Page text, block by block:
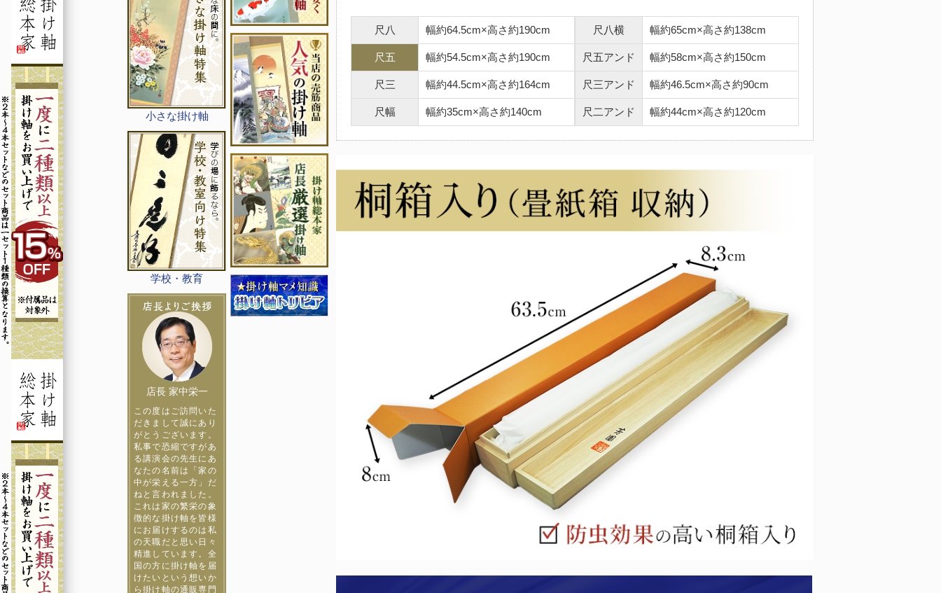
小さな掛け軸
学校・教育
店長 家中栄一
この度はご訪問いた
だきまして誠にあり
がとうございます。
私事で恐縮ですがあ
る講演会の先生にあ
なたの名前は「家の
中が栄える一方」だ
ねと言われました。
これは家の繁栄の象
徴的な掛け軸を皆様
にお届けするのは私
の天職だと思い日々
精進しています。全
国の方に掛け軸を届
けたいという想いか
ら掛け軸の通販専門
尺八 幅約64.5cm×高さ約190cm
尺五 幅約54.5cm×高さ約190cm
尺三 幅約44.5cm×高さ約164cm
尺幅 幅約35cm×高さ約140cm
尺八横 幅約65cm×高さ約138cm
尺五アンド 幅約58cm×高さ約150cm
尺三アンド 幅約46.5cm×高さ約90cm
尺二アンド 幅約44cm×高さ約120cm